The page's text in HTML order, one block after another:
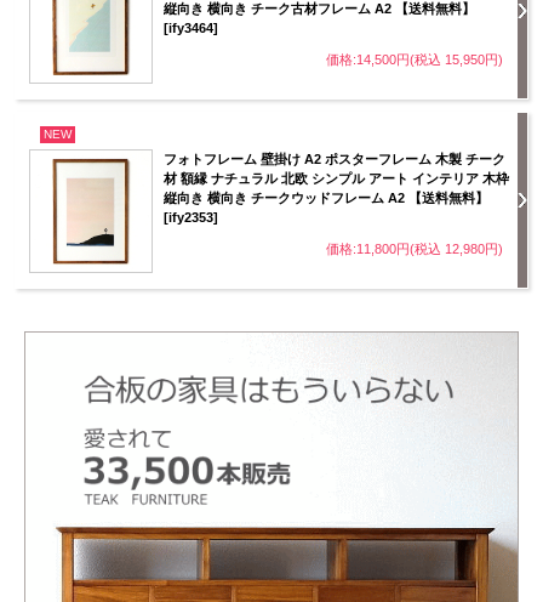
縦向き 横向き チーク古材フレーム A2 【送料無料】
[ify3464]
価格:14,500円(税込 15,950円)
NEW
フォトフレーム 壁掛け A2 ポスターフレーム 木製 チーク
材 額縁 ナチュラル 北欧 シンプル アート インテリア 木枠
縦向き 横向き チークウッドフレーム A2 【送料無料】
[ify2353]
価格:11,800円(税込 12,980円)